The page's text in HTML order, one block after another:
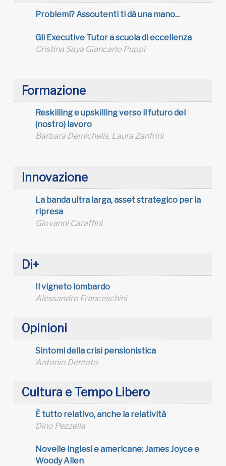
Problemi? Assoutenti ti dà una mano...
Gli Executive Tutor a scuola di eccellenza
Cristina Saya Giancarlo Puppi
Formazione
Reskilling e upskilling verso il futuro del
(nostro) lavoro
Barbara Demichelis, Laura Zanfrini
Innovazione
La banda ultra larga, asset strategico per la
ripresa
Giovanni Caraffini
Di+
Il vigneto lombardo
Alessandro Franceschini
Opinioni
Sintomi della crisi pensionistica
Antonio Dentato
Cultura e Tempo Libero
È tutto relativo, anche la relatività
Dino Pezzella
Novelle inglesi e americane: James Joyce e
Woody Allen